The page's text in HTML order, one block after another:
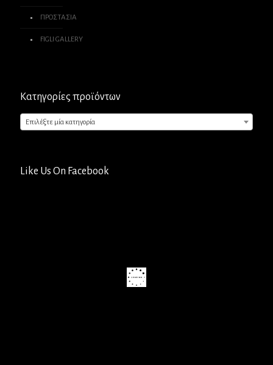
ΠΡΟΣΤΑΣΙΑ
FIGLI GALLERY
Κατηγορίες προϊόντων
Επιλέξτε μία κατηγορία
Like Us On Facebook